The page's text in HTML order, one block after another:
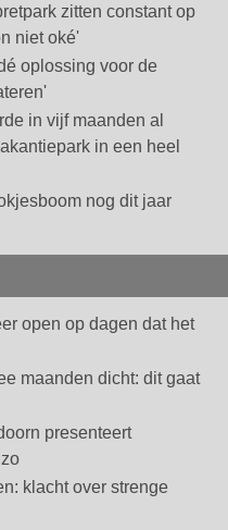
zitten constant op
niet oké'
oplossing voor de
in vijf maanden al
in een heel
nog dit jaar
open op dagen dat het
maanden dicht: dit gaat
presenteert
klacht over strenge